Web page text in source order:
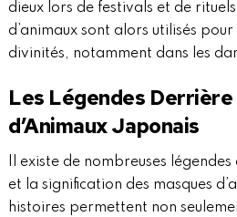
dieux lors de festivals et de
d’animaux sont alors utilisés
divinités, notamment dans les
Les Légendes
d’Animaux Japonais
Il existe de nombreuses
et la signification des masques
histoires permettent non